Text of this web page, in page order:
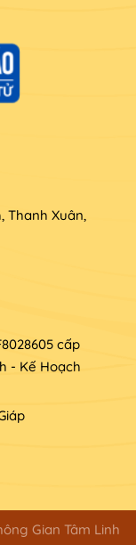
Thanh Xuân,
cấp
- Kế Hoạch
Gian Tâm Linh